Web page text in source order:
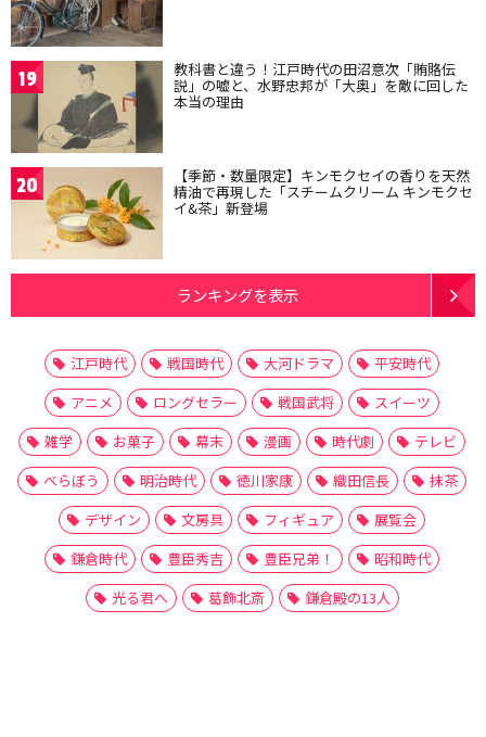
19 教科書と違う！江戸時代の田沼意次「賄賂伝
説」の嘘と、水野忠邦が「大奥」を敵に回した
本当の理由
20 【季節・数量限定】キンモクセイの香りを天然
精油で再現した「スチームクリーム キンモクセ
イ&茶」新登場
ランキングを表示
江戸時代 戦国時代 大河ドラマ
平安時代
アニメ
ロングセラー 戦国武将
スイーツ
雑学
お菓子 幕末 漫画 時代劇
テレビ
べらぼう
明治時代 徳川家康 織田信長
抹茶
デザイン
文房具 フィギュア
展覧会
鎌倉時代
豊臣秀吉 豊臣兄弟！
昭和時代
光る君へ
葛飾北斎 鎌倉殿の13人